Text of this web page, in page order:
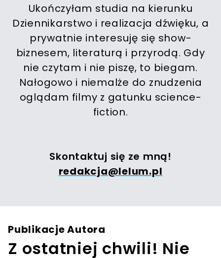
Ukończyłam studia na kierunku
Dziennikarstwo i realizacja dźwięku, a
prywatnie interesuję się show-
biznesem, literaturą i przyrodą. Gdy
nie czytam i nie piszę, to biegam.
Nałogowo i niemalże do znudzenia
oglądam filmy z gatunku science-
fiction.
Skontaktuj się ze mną!
redakcja@lelum.pl
Publikacje Autora
Z ostatniej chwili! Nie